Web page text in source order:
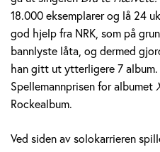
e
r
a
n
e
18.000 eksemplarer og lå 24
god hjelp fra NRK, som på
bannlyste låta, og dermed
han gitt ut ytterligere 7
Spellemannprisen for albumet
Rockealbum.
Ved siden av solokarrieren